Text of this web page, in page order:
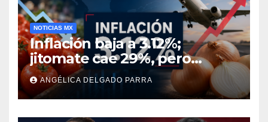
NOTICIAS MX
Inflación baja a 3.12%;
jitomate cae 29%, pero
cebolla y vuelos se
encarecen
ANGÉLICA DELGADO PARRA